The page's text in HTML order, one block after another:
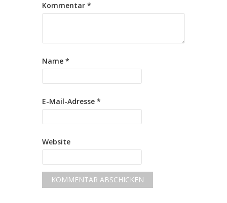
Kommentar *
Name *
E-Mail-Adresse *
Website